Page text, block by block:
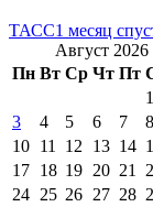
ТАСС1 месяц
Август 2026
Пн Вт Ср Чт Пт
1
3
4 5 6 7 8
10 11 12 13 14
17 18 19 20 21
24 25 26 27 28